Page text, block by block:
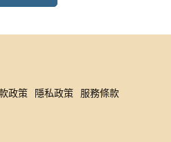
政策 隱私政策
服務條款